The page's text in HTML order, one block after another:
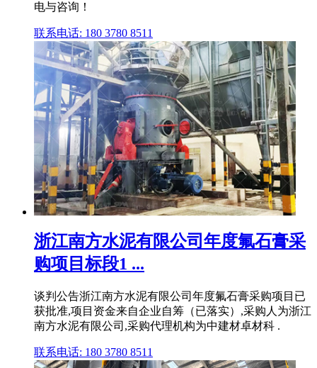
电与咨询！
联系电话: 180 3780 8511
浙江南方水泥有限公司年度氟石膏采
购项目标段1 ...
谈判公告浙江南方水泥有限公司年度氟石膏采购项目已
获批准,项目资金来自企业自筹（已落实）,采购人为浙江
南方水泥有限公司,采购代理机构为中建材卓材科 .
联系电话: 180 3780 8511